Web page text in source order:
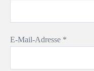
E-Mail-Adresse *